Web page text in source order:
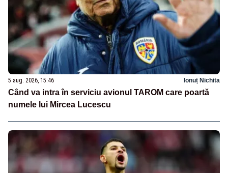
5 aug. 2026, 15:46 Ionuț Nichita
Când va intra în serviciu avionul TAROM care poartă
numele lui Mircea Lucescu